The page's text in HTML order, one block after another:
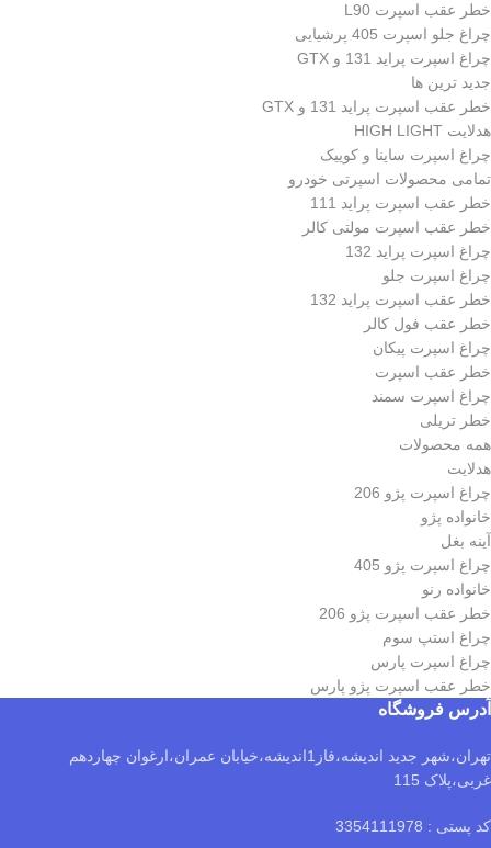
خطر عقب اسپرت L90
چراغ جلو اسپرت 405 پرشیایی
چراغ اسپرت پراید 131 و GTX
جدید ترین ها
خطر عقب اسپرت پراید 131 و GTX
هدلایت HIGH LIGHT
چراغ اسپرت ساینا و کوییک
تمامی محصولات اسپرتی خودرو
خطر عقب اسپرت پراید 111
خطر عقب اسپرت مولتی کالر
چراغ اسپرت پراید 132
چراغ اسپرت جلو
خطر عقب اسپرت پراید 132
خطر عقب فول کالر
چراغ اسپرت پیکان
خطر عقب اسپرت
چراغ اسپرت سمند
خطر تریلی
همه محصولات
هدلایت
چراغ اسپرت پژو 206
خانواده پژو
آینه بغل
چراغ اسپرت پژو 405
خانواده رنو
خطر عقب اسپرت پژو 206
چراغ استپ سوم
چراغ اسپرت پارس
خطر عقب اسپرت پژو پارس
آدرس فروشگاه
تهران،شهر جدید اندیشه،فاز1اندیشه،خیابان عمران،ارغوان چهاردهم
غربی،پلاک 115
کد پستی : 3354111978